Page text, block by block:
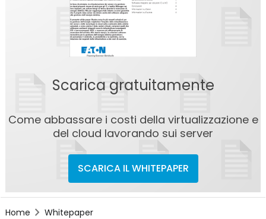
Scarica gratuitamente
Come abbassare i costi della virtualizzazione e
del cloud lavorando sui server
SCARICA IL WHITEPAPER
Home Whitepaper